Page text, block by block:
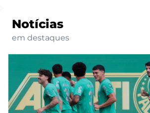
Notícias
em destaques